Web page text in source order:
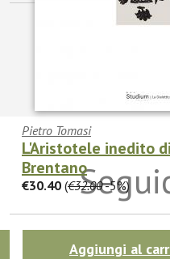
Pietro Tomasi
L'Aristotele inedito
Brentano
€30.40 (€32.00-5%)
Aggiungi al